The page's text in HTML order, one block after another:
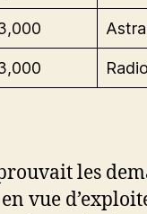
les
vue